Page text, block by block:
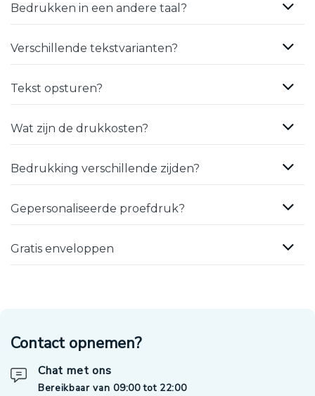
Bedrukken in een andere taal?
Verschillende tekstvarianten?
Tekst opsturen?
Wat zijn de drukkosten?
Bedrukking verschillende zijden?
Gepersonaliseerde proefdruk?
Gratis enveloppen
Contact opnemen?
Chat met ons
Bereikbaar van 09:00 tot 22:00